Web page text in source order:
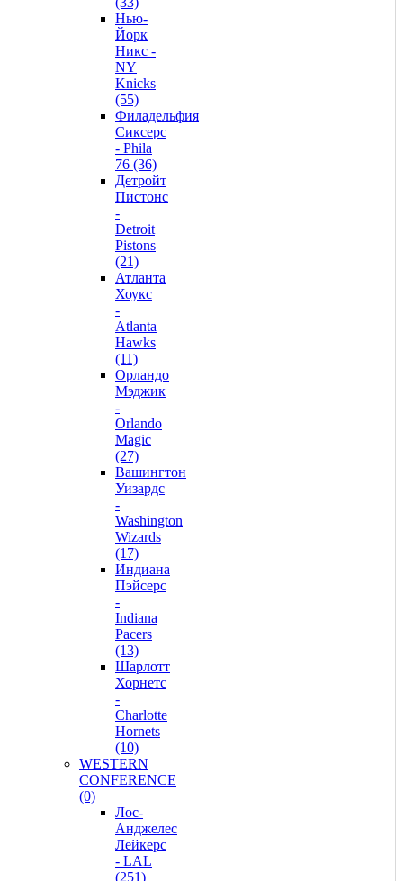
Нью-
Йорк
Никс -
NY
Knicks
(55)
Филадельфия
Сиксерс
- Phila
76 (36)
Детройт
Пистонс
-
Detroit
Pistons
(21)
Атланта
Хоукс
-
Atlanta
Hawks
(11)
Орландо
Мэджик
-
Orlando
Magic
(27)
Вашингтон
Уизардс
-
Washington
Wizards
(17)
Индиана
Пэйсерс
-
Indiana
Pacers
(13)
Шарлотт
Хорнетс
-
Charlotte
Hornets
(10)
WESTERN
CONFERENCE
(0)
Лос-
Анджелес
Лейкерс
- LAL
(251)